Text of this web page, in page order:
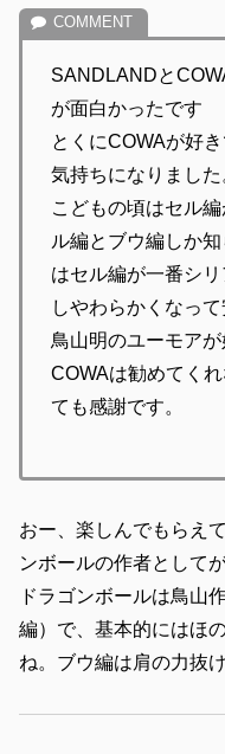
SANDLANDと
が面白かったです
とくにCOWAが好
気持ちになりました
こどもの頃はセル
ル編とブウ編しか
はセル編が一番シ
しやわらかくなっ
鳥山明のユーモアが
COWAは勧めてく
ても感謝です。
おー、楽しんでもらえ
ンボールの作者として
ドラゴンボールは鳥山
編）で、基本的にはほ
ね。ブウ編は肩の力抜